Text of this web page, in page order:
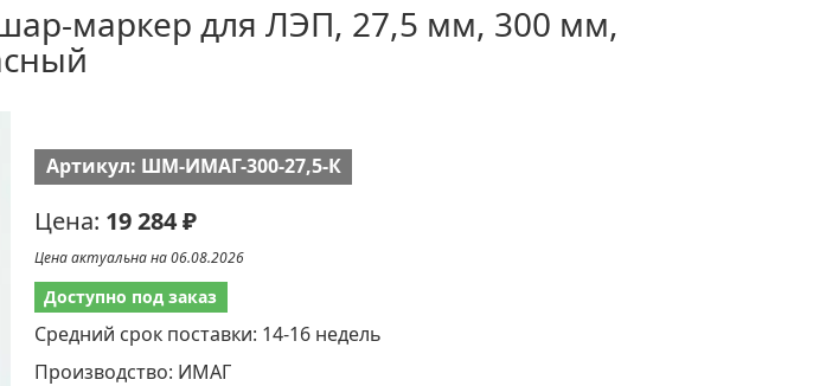
маркер для ЛЭП, 27,5 мм, 300 мм,
Артикул: ШМ-ИМАГ-300-27,5-К
Цена: 19 284 ₽
Цена актуальна на 06.08.2026
Доступно под заказ
Средний срок поставки: 14-16 недель
Производство: ИМАГ